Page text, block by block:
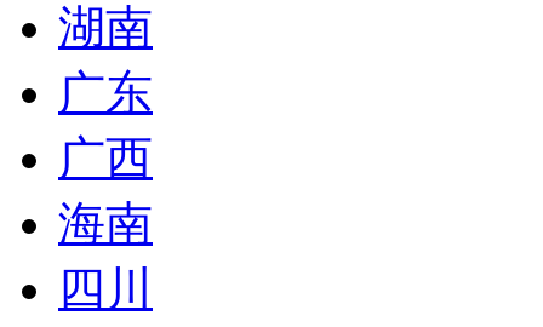
湖南
广东
广西
海南
四川